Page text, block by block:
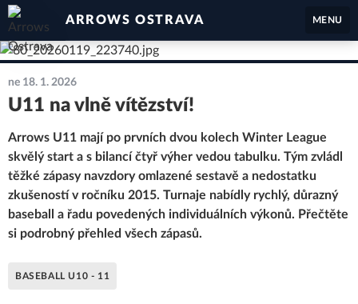
ARROWS OSTRAVA MENU
ne 18. 1. 2026
U11 na vlně vítězství!
Arrows U11 mají po prvních dvou kolech Winter League
skvělý start a s bilancí čtyř výher vedou tabulku. Tým zvládl
těžké zápasy navzdory omlazené sestavě a nedostatku
zkušeností v ročníku 2015. Turnaje nabídly rychlý, důrazný
baseball a řadu povedených individuálních výkonů. Přečtěte
si podrobný přehled všech zápasů.
BASEBALL U10 - 11